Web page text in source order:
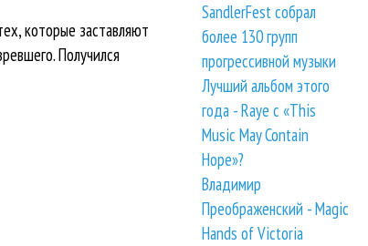
которые заставляют
Получился
SandlerFest собрал
более 130 групп
прогрессивной музыки
Лучший альбом этого
года - Raye с «This
Music May Contain
Hope»?
Владимир
Преображенский - Magic
Hands of Victoria